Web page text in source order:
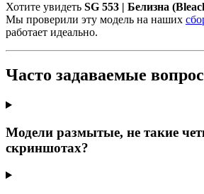
Хотите увидеть SG 553 | Белизна
Мы проверили эту модель на наших
работает идеально.
Часто задаваемые
Модели размытые, не такие
скриншотах?